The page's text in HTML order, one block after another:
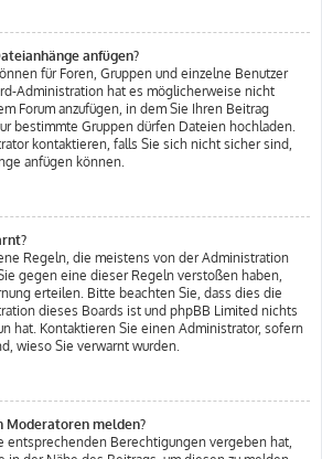
anfügen?
für Foren, Gruppen und einzelne Benutzer
Administration hat es möglicherweise nicht
Forum anzufügen, in dem Sie Ihren Beitrag
bestimmte Gruppen dürfen Dateien hochladen.
kontaktieren, falls Sie sich nicht sicher sind,
anfügen können.
Regeln, die meistens von der Administration
gegen eine dieser Regeln verstoßen haben,
erteilen. Bitte beachten Sie, dass dies die
dieses Boards ist und phpBB Limited nichts
hat. Kontaktieren Sie einen Administrator, sofern
wieso Sie verwarnt wurden.
Moderatoren melden?
entsprechenden Berechtigungen vergeben hat,